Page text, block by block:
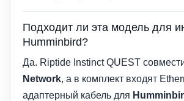
Подходит ли эта модель для
Humminbird?
Да. Riptide Instinct QUEST
Network, а в комплект входят
адаптерный кабель для